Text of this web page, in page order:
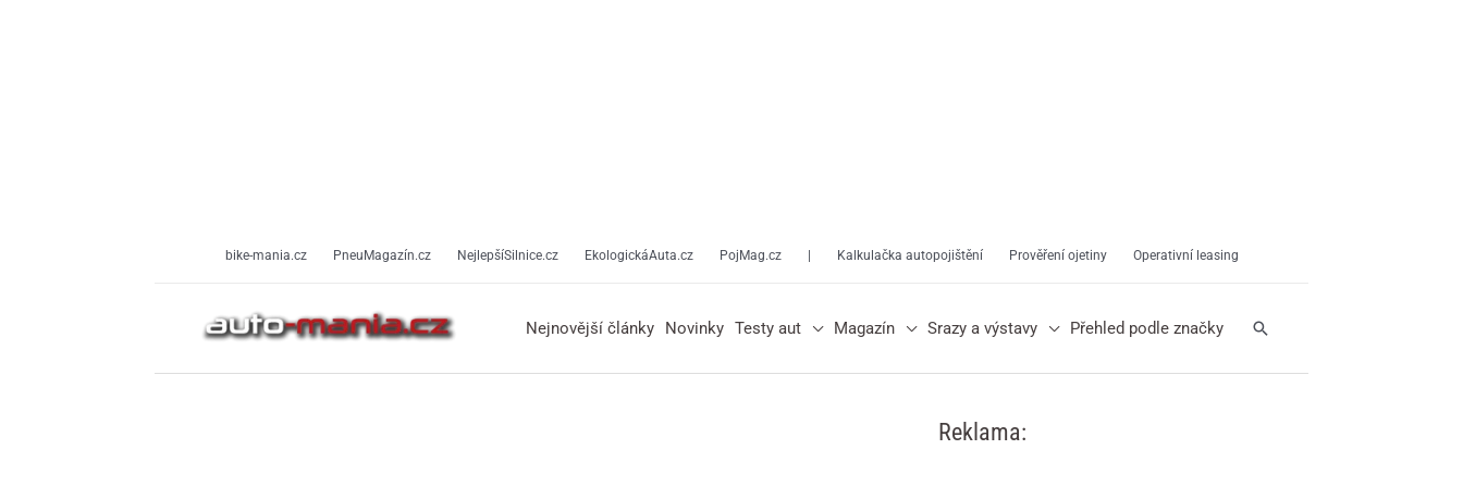
bike-mania.cz PneuMagazín.cz NejlepšíSilnice.cz EkologickáAuta.cz PojMag.cz Kalkulačka autopojištění Prověření ojetiny Operativní leasing
Nejnovější články Novinky Testy aut Magazín Srazy a výstavy Přehled podle značky Hledat
Reklama: